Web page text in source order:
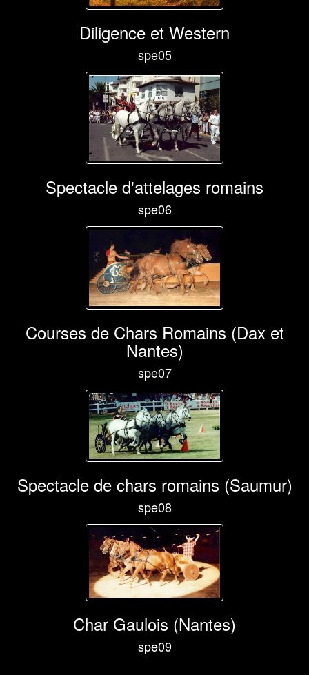
Diligence et Western
spe05
Spectacle d'attelages romains
spe06
Courses de Chars Romains (Dax et
Nantes)
spe07
Spectacle de chars romains (Saumur)
spe08
Char Gaulois (Nantes)
spe09